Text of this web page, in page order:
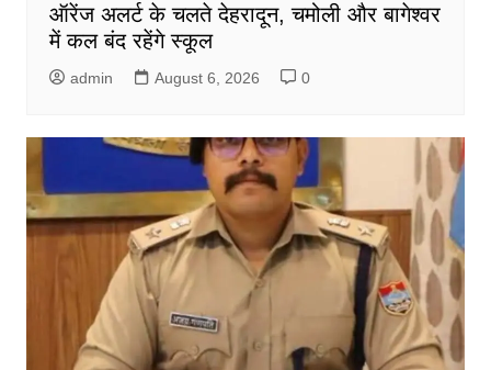
ऑरेंज अलर्ट के चलते देहरादून, चमोली और बागेश्वर
में कल बंद रहेंगे स्कूल
admin August 6, 2026 0